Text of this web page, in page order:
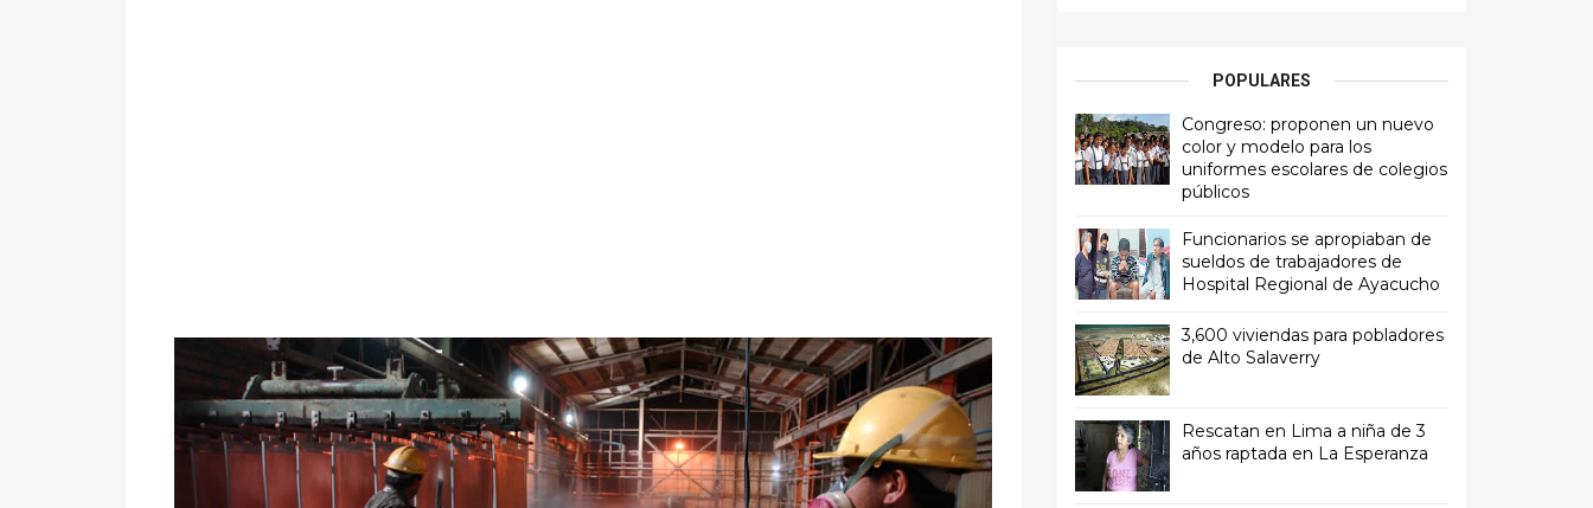
POPULARES
Congreso: proponen un nuevo
color y modelo para los
uniformes escolares de colegios
públicos
Funcionarios se apropiaban de
sueldos de trabajadores de
Hospital Regional de Ayacucho
3,600 viviendas para pobladores
de Alto Salaverry
Rescatan en Lima a niña de 3
años raptada en La Esperanza